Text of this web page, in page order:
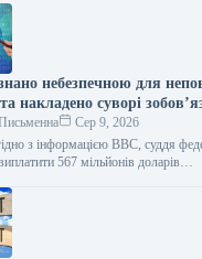
небезпечною для
накладено суворі
Сер 9, 2026
з інформацією BBC, суддя
567 мільйонів доларів…